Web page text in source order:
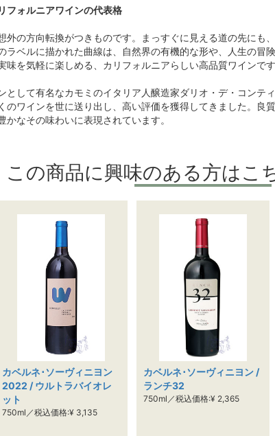
フォルニアワインの代表格
外の方向転換がつきものです。まっすぐに見える道の先に
ラベルに描かれた曲線は、自然界の有機的な形や、人生の冒
味を気軽に楽しめる、カリフォルニアらしい高品質ワインです
として有名なカモミのイタリア人醸造家ダリオ・デ・コン
のワインを世に送り出し、高い評価を獲得してきました。良
なその味わいに表現されています。
この商品に興味のある方はこ
カベルネ･ソーヴィニヨン
2022 / ウルトラバイオレ
ット
750ml／税込価格:¥ 3,135
カベルネ･ソーヴィニヨン /
ランチ32
750ml／税込価格:¥ 2,365